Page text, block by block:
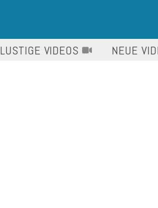
LUSTIGE VIDEOS NEUE